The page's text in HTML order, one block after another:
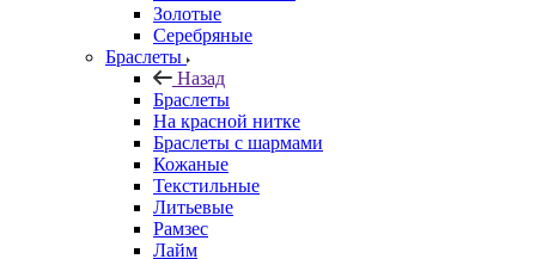
Золотые
Серебряные
Браслеты
Назад
Браслеты
На красной нитке
Браслеты с шармами
Кожаные
Текстильные
Литьевые
Рамзес
Лайм